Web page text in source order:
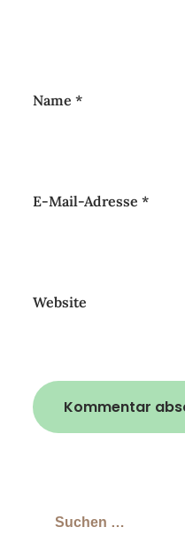
Name*
E-Mail-Adresse*
Website
Suchen